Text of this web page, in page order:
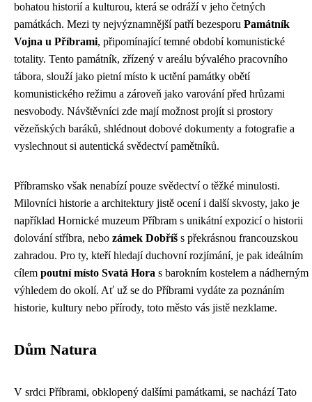
bohatou historií a kulturou, která se odráží v jeho četných
památkách. Mezi ty nejvýznamnější patří bezesporu Památník
Vojna u Příbrami, připomínající temné období komunistické
totality. Tento památník, zřízený v areálu bývalého pracovního
tábora, slouží jako pietní místo k uctění památky obětí
komunistického režimu a zároveň jako varování před hrůzami
nesvobody. Návštěvníci zde mají možnost projít si prostory
vězeňských baráků, shlédnout dobové dokumenty a fotografie a
vyslechnout si autentická svědectví pamětníků.
Příbramsko však nenabízí pouze svědectví o těžké minulosti.
Milovníci historie a architektury jistě ocení i další skvosty, jako je
například Hornické muzeum Příbram s unikátní expozicí o historii
dolování stříbra, nebo zámek Dobříš s překrásnou francouzskou
zahradou. Pro ty, kteří hledají duchovní rozjímání, je pak ideálním
cílem poutní místo Svatá Hora s barokním kostelem a nádherným
výhledem do okolí. Ať už se do Příbrami vydáte za poznáním
historie, kultury nebo přírody, toto město vás jistě nezklame.
Dům Natura
V srdci Příbrami, obklopený dalšími památkami, se nachází Tato